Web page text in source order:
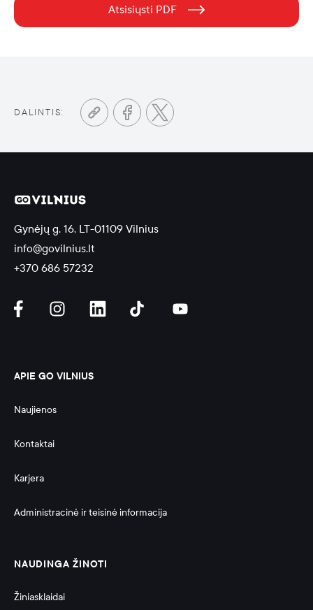
Atsisiųsti PDF
DALINTIS:
Gynėjų g. 16, LT-01109 Vilnius
info@govilnius.lt
+370 686 57232
APIE GO VILNIUS
Naujienos
Kontaktai
Karjera
Administracinė ir teisinė informacija
NAUDINGA ŽINOTI
Žiniasklaidai